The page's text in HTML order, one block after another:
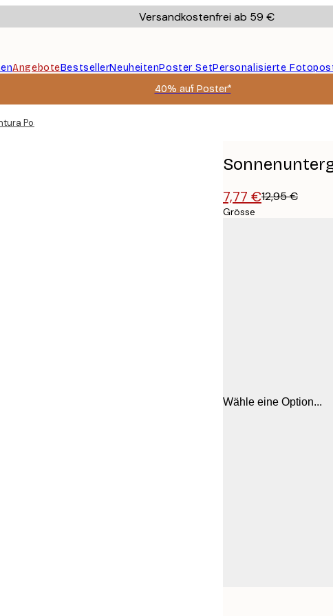
Versandkostenfrei ab 59 €
AngeboteBestsellerNeuheitenPoster SetPersonalisierte
40% auf Poster*
Poster
7,77 €12,95 €
Grösse
Wähle eine Option...